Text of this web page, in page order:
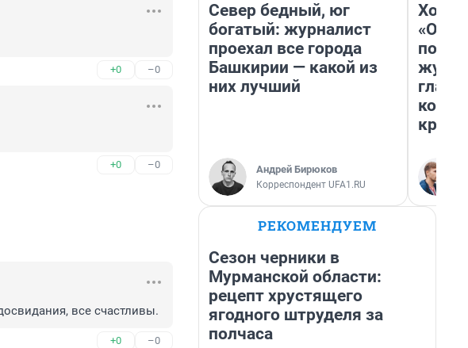
+0 –0
+0 –0
все счастливы.
+0 –0
Север бедный, юг
богатый: журналист
проехал все города
Башкирии — какой из
них лучший
Андрей Бирюков
Корреспондент UFA1.RU
Хоть
РЕКОМЕНДУЕМ
Сезон черники в
Мурманской области:
рецепт хрустящего
ягодного штруделя за
полчаса